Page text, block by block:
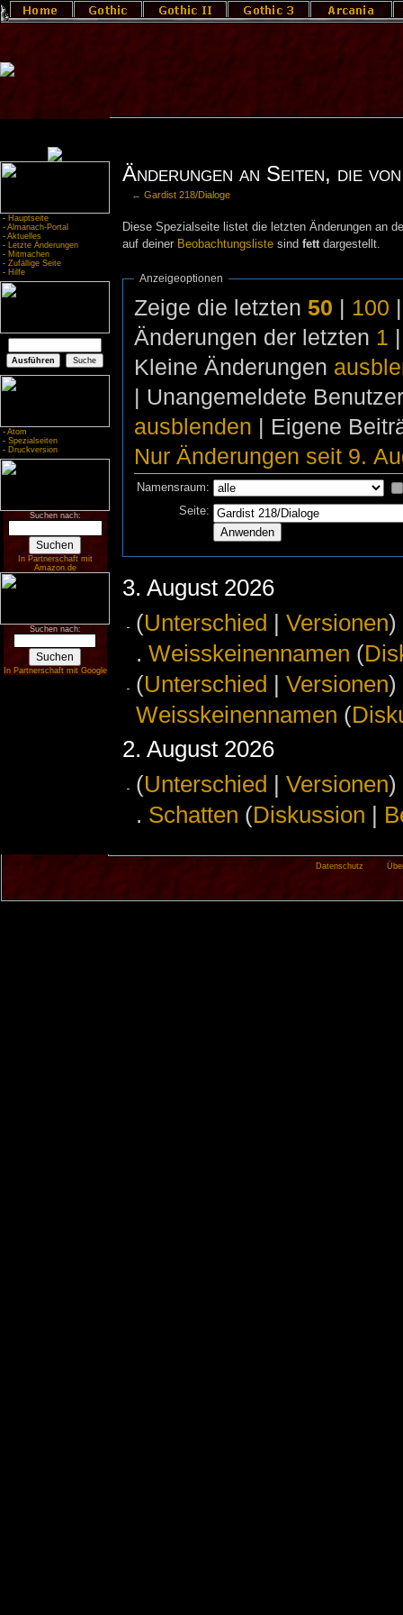
- Hauptseite
- Almanach-Portal
- Aktuelles
- Letzte Änderungen
- Mitmachen
- Zufällige Seite
- Hilfe
- Atom
- Spezialseiten
- Druckversion
Suchen nach:
In Partnerschaft mit
Amazon.de
Suchen nach:
In Partnerschaft mit Google
Änderungen an Seiten, die
←Gardist 218/Dialoge
Diese Spezialseite listet die letzten Änderungen an
auf deiner Beobachtungslistesind fettdargestellt.
Anzeigeoptionen
Zeige die letzten 50 | 100
Änderungen der letzten 1
Kleine Änderungen
| Unangemeldete
ausblenden | Eigene
Nur Änderungen seit 9.
Namensraum:
Seite:
3. August 2026
(Unterschied | Versionen)
. Weisskeinennamen (
(Unterschied | Versionen)
Weisskeinennamen (
2. August 2026
(Unterschied | Versionen)
. Schatten (Diskussion |
Datenschutz